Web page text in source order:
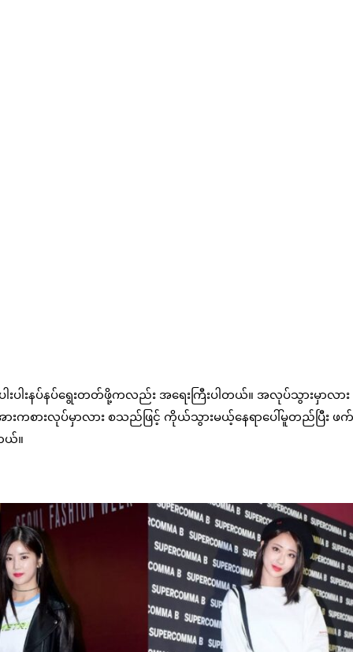
ါးနပ်နပ်ရွေးတတ်ဖို့ကလည်း အရေးကြီးပါတယ်။ အလုပ်သွားမှာလား
၊ အားကစားလုပ်မှာလား စသည်ဖြင့် ကိုယ်သွားမယ့်နေရာပေါ်မူတည်ပြီး ဖ
ယ်။